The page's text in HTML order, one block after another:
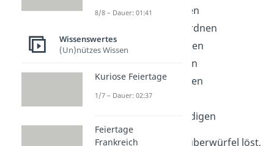
Weißes Kreuz bilden
Weiße Ecksteine ordnen
Zweite Ebene ordnen
Gelbes Kreuz bilden
Kantensteine ordnen
Ecksteine ordnen
Würfel vervollständigen
Tipp:Wie du einen Zauberwürfel löst,
8/8 – Dauer: 01:41
Wissenswertes
(Un)nützes Wissen
Kuriose Feiertage
1/7 – Dauer: 02:37
Feiertage
Frankreich